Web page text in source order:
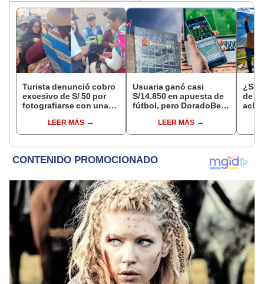
Turista denunció cobro
excesivo de S/ 50 por
fotografiarse con una
Serenazgo recuperó el
dinero
LEER MÁS
Usuaria ganó casi
S/14.850 en apuesta de
fútbol, pero DoradoBet
Indecopi multó a la
empresa con más de S/
LEER MÁS
¿Se
de